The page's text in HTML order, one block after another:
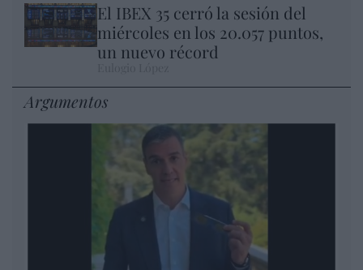
El IBEX 35 cerró la sesión del
miércoles en los 20.057 puntos,
un nuevo récord
Argumentos